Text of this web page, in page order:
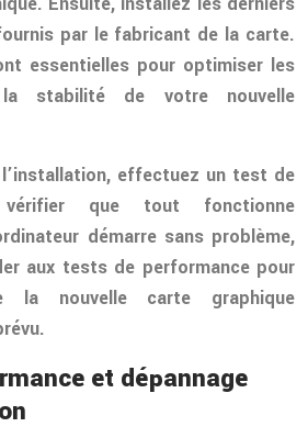
par le fabricant de la carte.
essentielles pour optimiser les
stabilité de votre nouvelle
effectuez un test de
vérifier que tout fonctionne
démarre sans problème,
aux tests de performance pour
la nouvelle carte graphique
et dépannage